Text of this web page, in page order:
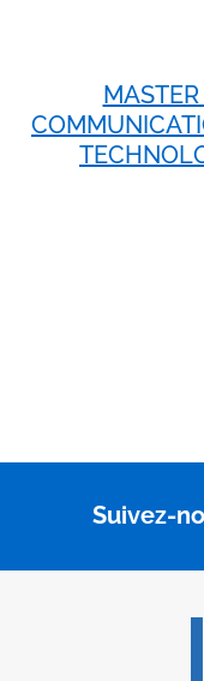
Suivez-